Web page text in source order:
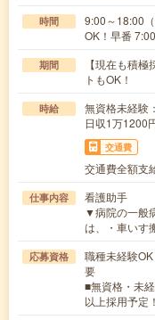
時間
9:00～18:00
OK！早番
期間
【現在も積
トもOK！
時給
無資格未経
日収1万1200
交通費
交通費全額支
仕事内容
看護助手
▼病院の一般
は、・車いす
応募資格
職種未経験
要
■無資格・未
以上採用予定